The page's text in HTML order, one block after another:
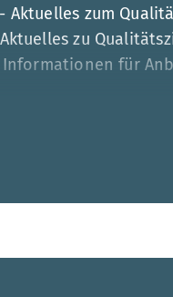
Aktuelles zum
zu
für